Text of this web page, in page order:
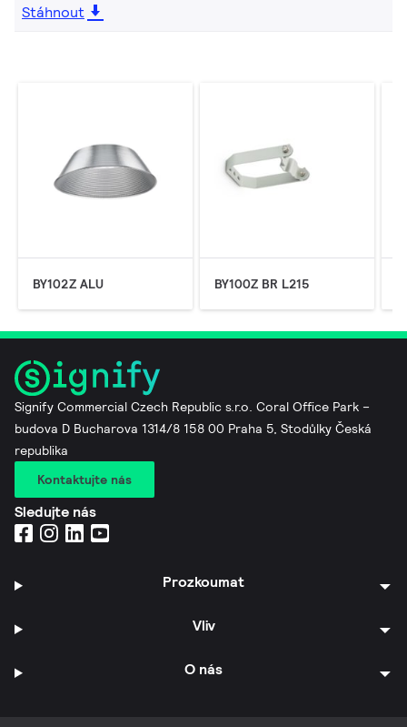
Stáhnout
BY102Z ALU BY100Z BR L215
Signify Commercial Czech Republic s.r.o. Coral Office Park –
budova D Bucharova 1314/8 158 00 Praha 5, Stodůlky Česká
republika
Kontaktujte nás
Sledujte nás
Prozkoumat
Vliv
O nás